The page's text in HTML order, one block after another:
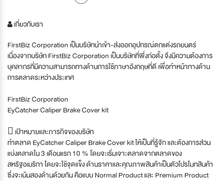
เกี่ยวกับเรา
FirstBiz Corporation เป็นบริษัทนำเข้า-ส่งออกอุปกรณ์ตกแต่งรถยนตร์
เนื่องจากบริษัท FirstBiz Corporation เป็นบริษัทที่พึ่งก่อตั้ง จึงมีความต้องการ
บุคลากรที่มีความสามารถทางด้านการใช้ภาษาอังกฤษที่ดี เพื่อทำหน้าทางด้าน
การตลาดระหว่างประเทศ
FirstBiz Corporation
EyCatcher Caliper Brake Cover kit
 เป้าหมายและภารกิจของบริษัท
ทำตลาด EyCatcher Caliper Brake Cover kit ให้เป็นที่รู้จัก และต้องการส่วน
แบ่งตลาดใน 3 เดือนแรก 10 % โดยจะเริ่มเจาะตลาดจากตลาดของ
สหรัฐอเมริกา โดยจะใช้จุดแข็ง ด้านราคาและคุณภาพสินค้าเป็นตัวโปรโมทสินค้า
ซึ่งจะเน้นสองด้านด้วยกัน คือแบบ Normal Product และ Premium Product